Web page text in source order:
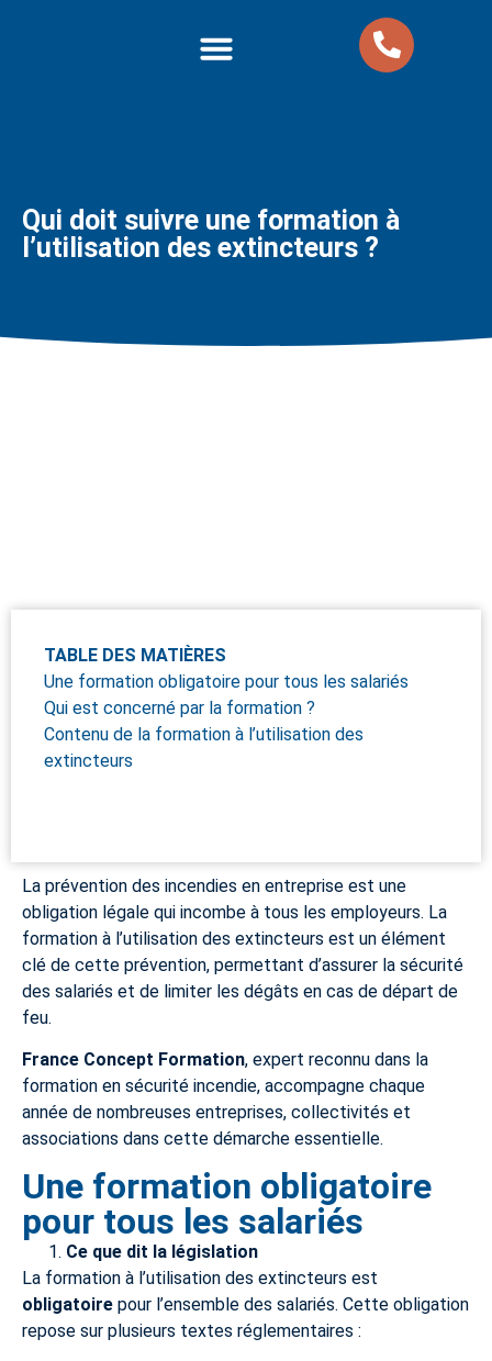
Qui doit suivre une formation à
l’utilisation des extincteurs ?
La prévention des incendies en entreprise est une
obligation légale qui incombe à tous les employeurs. La
formation à l’utilisation des extincteurs est un élément
clé de cette prévention, permettant d’assurer la sécurité
des salariés et de limiter les dégâts en cas de départ de
feu.
France Concept Formation, expert reconnu dans la
formation en sécurité incendie, accompagne chaque
année de nombreuses entreprises, collectivités et
associations dans cette démarche essentielle.
Une formation obligatoire
pour tous les salariés
Ce que dit la législation
La formation à l’utilisation des extincteurs est
obligatoire pour l’ensemble des salariés. Cette obligation
repose sur plusieurs textes réglementaires :
TABLE DES MATIÈRES
Une formation obligatoire pour tous les salariés
Qui est concerné par la formation ?
Contenu de la formation à l’utilisation des
extincteurs